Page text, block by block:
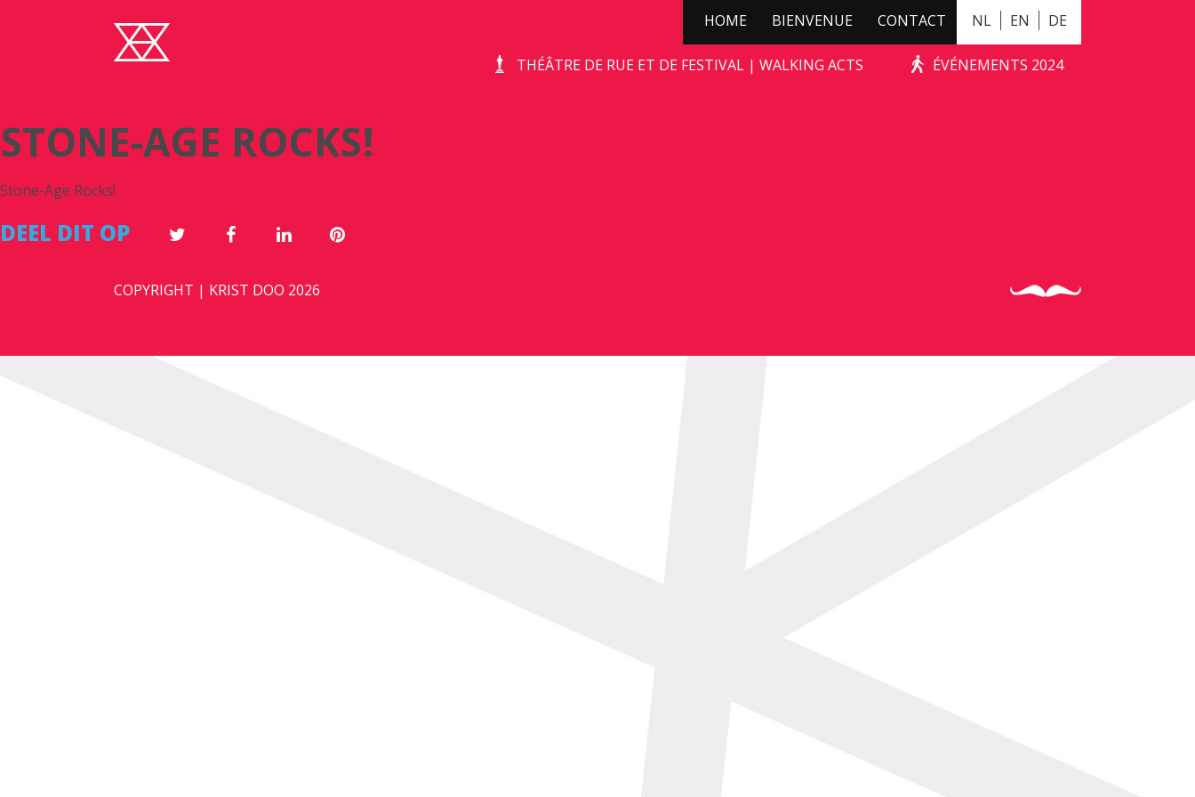
NL EN DE
HOME BIENVENUE CONTACT
THÉÂTRE DE RUE ET DE FESTIVAL | WALKING ACTS ÉVÉNEMENTS 2024
STONE-AGE ROCKS!
STONE-AGE ROCKS!
Stone-Age Rocks!
DEEL DIT OP
COPYRIGHT | KRIST DOO 2026